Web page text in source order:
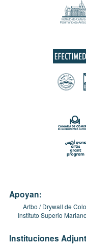
Apoyan:
Artbo Drywall de
Instituto Superio
Instituciones